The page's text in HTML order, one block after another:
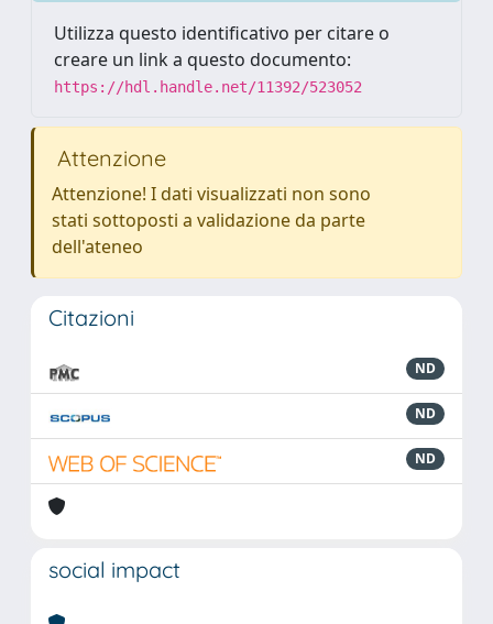
Utilizza questo identificativo per citare o
creare un link a questo documento:
https://hdl.handle.net/11392/523052
Attenzione
Attenzione! I dati visualizzati non sono
stati sottoposti a validazione da parte
dell'ateneo
Citazioni
ND
ND
ND
social impact